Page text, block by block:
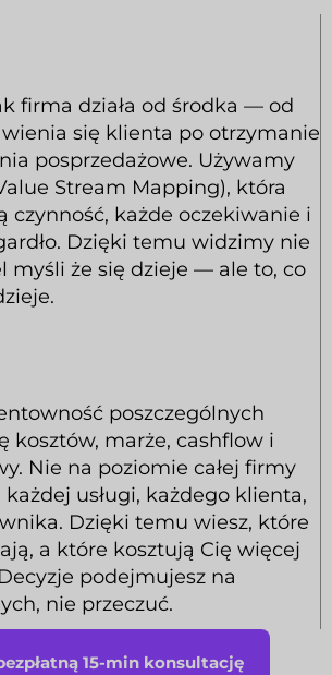
firma działa od środka — od
się klienta po otrzymanie
posprzedażowe. Używamy
Stream Mapping), która
czynność, każde oczekiwanie i
Dzięki temu widzimy nie
myśli że się dzieje — ale to, co
poszczególnych
kosztów, marże, cashflow i
Nie na poziomie całej firmy
usługi, każdego klienta,
Dzięki temu wiesz, które
a które kosztują Cię więcej
podejmujesz na
nie przeczuć.
15-min konsultację